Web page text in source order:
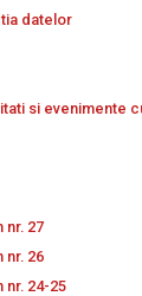
datelor
si evenimente
nr. 27
nr. 26
nr. 24-25